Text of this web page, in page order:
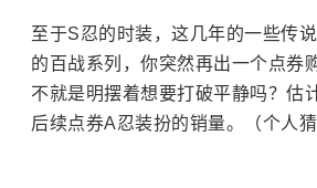
至于S忍的时装，这几年的一些传
的百战系列，你突然再出一个点券
不就是明摆着想要打破平静吗？估
后续点券A忍装扮的销量。（个人猜